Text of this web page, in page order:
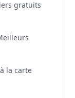
gratuits
la carte